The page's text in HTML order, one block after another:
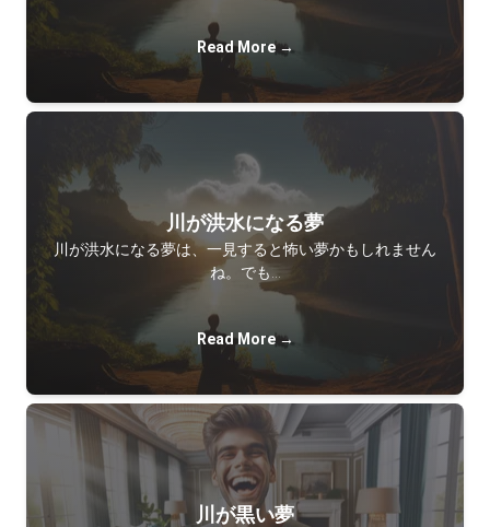
Read More →
川が洪水になる夢
川が洪水になる夢は、一見すると怖い夢かもしれません
ね。でも…
Read More →
川が黒い夢